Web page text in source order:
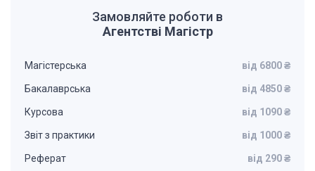
Замовляйте роботи в
Агентстві Магістр
Магістерська від 6800 ₴
Бакалаврська від 4850 ₴
Курсова від 1090 ₴
Звіт з практики від 1000 ₴
Реферат від 290 ₴